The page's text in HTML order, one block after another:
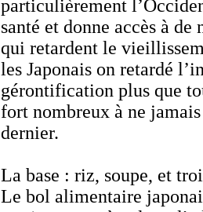
particulièrement
santé et donne accès à
qui retardent le
les Japonais on retardé
gérontification plus que
fort nombreux à ne
dernier.
La base : riz, soupe, et
Le bol alimentaire